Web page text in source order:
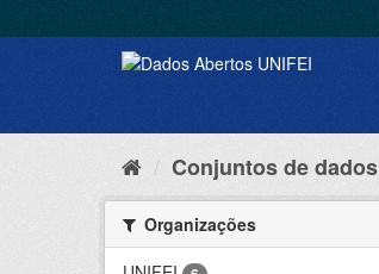
Conjuntos de dados
Organizações